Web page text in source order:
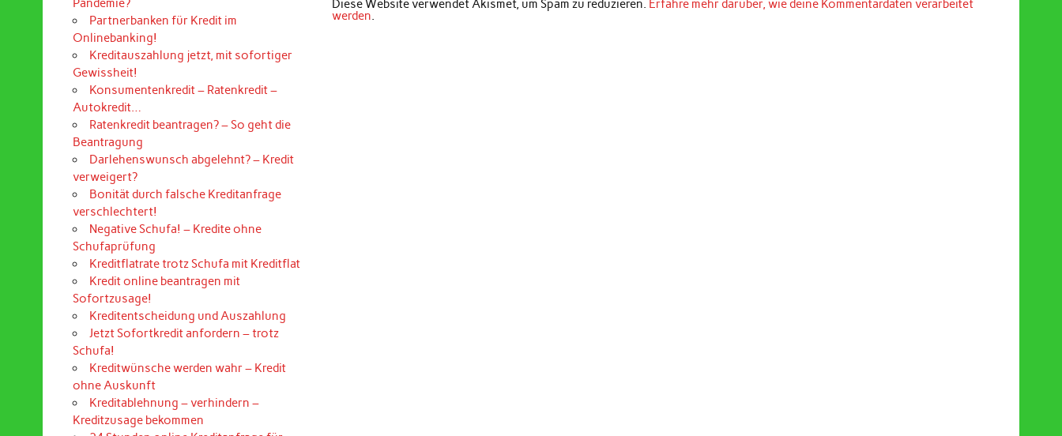
Diese Website verwendet Akismet, um Spam zu reduzieren. Erfahre mehr darüber, wie deine Kommentardaten verarbeitet
werden.
Pandemie?
Partnerbanken für Kredit im
Onlinebanking!
Kreditauszahlung jetzt, mit sofortiger
Gewissheit!
Konsumentenkredit – Ratenkredit –
Autokredit…
Ratenkredit beantragen? – So geht die
Beantragung
Darlehenswunsch abgelehnt? – Kredit
verweigert?
Bonität durch falsche Kreditanfrage
verschlechtert!
Negative Schufa! – Kredite ohne
Schufaprüfung
Kreditflatrate trotz Schufa mit Kreditflat
Kredit online beantragen mit
Sofortzusage!
Kreditentscheidung und Auszahlung
Jetzt Sofortkredit anfordern – trotz
Schufa!
Kreditwünsche werden wahr – Kredit
ohne Auskunft
Kreditablehnung – verhindern –
Kreditzusage bekommen